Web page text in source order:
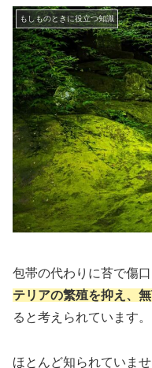
もしものときに役立つ知識
包帯の代わりに苔で傷口
テリアの繁殖を抑え、
ると考えられています。
ほとんど知られていませ